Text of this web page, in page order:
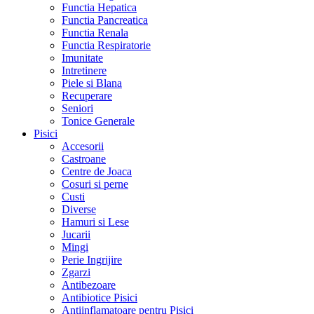
Functia Hepatica
Functia Pancreatica
Functia Renala
Functia Respiratorie
Imunitate
Intretinere
Piele si Blana
Recuperare
Seniori
Tonice Generale
Pisici
Accesorii
Castroane
Centre de Joaca
Cosuri si perne
Custi
Diverse
Hamuri si Lese
Jucarii
Mingi
Perie Ingrijire
Zgarzi
Antibezoare
Antibiotice Pisici
Antiinflamatoare pentru Pisici